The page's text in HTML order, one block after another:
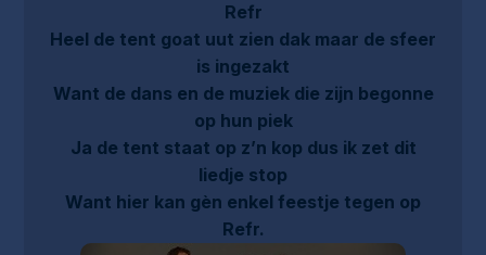
Refr
Heel de tent goat uut zien dak maar de sfeer
is ingezakt
Want de dans en de muziek die zijn begonne
op hun piek
Ja de tent staat op z’n kop dus ik zet dit
liedje stop
Want hier kan gèn enkel feestje tegen op
Refr.